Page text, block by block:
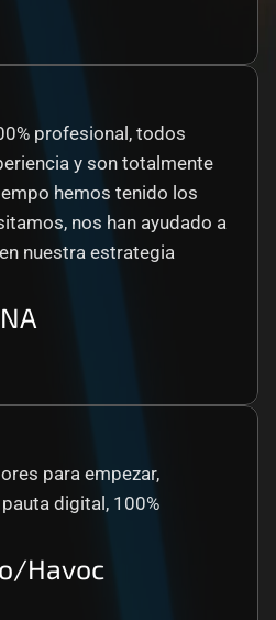
y son totalmente
hemos tenido los
nos han ayudado a
nuestra estrategia
para empezar,
digital, 100%
Havoc